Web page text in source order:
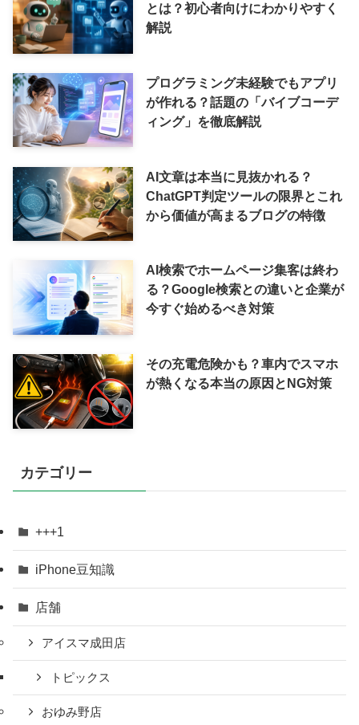
とは？初心者向けにわかりやすく
解説
プログラミング未経験でもアプリ
が作れる？話題の「バイブコーデ
ィング」を徹底解説
AI文章は本当に見抜かれる？
ChatGPT判定ツールの限界とこれ
から価値が高まるブログの特徴
AI検索でホームページ集客は終わ
る？Google検索との違いと企業が
今すぐ始めるべき対策
その充電危険かも？車内でスマホ
が熱くなる本当の原因とNG対策
カテゴリー
+++1
iPhone豆知識
店舗
アイスマ成田店
トピックス
おゆみ野店